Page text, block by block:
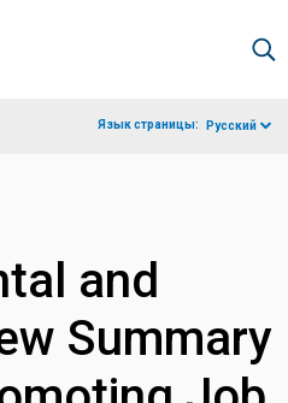
Язык страницы: Русский
and
Summary